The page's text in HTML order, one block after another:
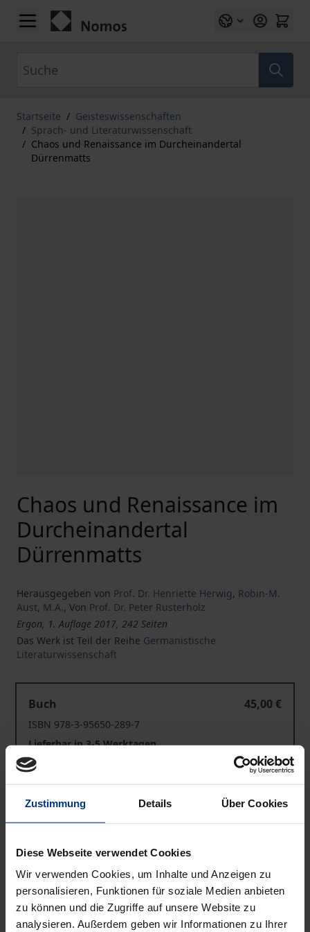
Zustimmung Details Über Cookies
Diese Webseite verwendet Cookies
Wir verwenden Cookies, um Inhalte und Anzeigen zu
personalisieren, Funktionen für soziale Medien anbieten
zu können und die Zugriffe auf unsere Website zu
analysieren. Außerdem geben wir Informationen zu Ihrer
Zum Inhalt springen
Startseite / Geisteswissenschaften
/ Sprach- und Literaturwissenschaft
/ Chaos und Renaissance im Durcheinandertal
Dürrenmatts
Chaos und Renaissance im
Durcheinandertal
Dürrenmatts
Herausgegeben von Prof. Dr. Henriette Herwig, Robin-M.
Aust, M.A., Von Prof. Dr. Peter Rusterholz
Ergon, 1. Auflage 2017, 242 Seiten
Das Werk ist Teil der Reihe Germanistische
Literaturwissenschaft
Buch
45,00 €
ISBN 978-3-95650-289-7
Lieferbar in 3-5 Werktagen
Chaos und Renaissance im Durcheinandertal
Preisangaben inkl. MwSt. Abhängig von der Lieferadresse
kann die MwSt. an der Kasse variieren.